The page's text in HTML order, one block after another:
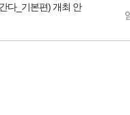
다_기본편) 개최 안